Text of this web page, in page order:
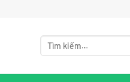
Tìm
kiếm: